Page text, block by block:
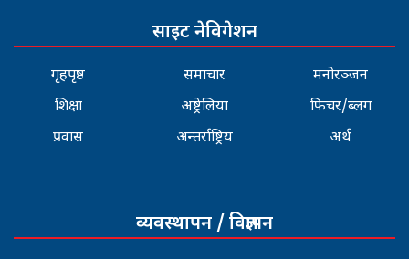
साइट नेविगेशन
गृहपृष्ठ
शिक्षा
प्रवास
समाचार
अष्ट्रेलिया
अन्तर्राष्ट्रिय
मनोरञ्जन
फिचर/ब्लग
अर्थ
व्यवस्थापन / विज्ञापन